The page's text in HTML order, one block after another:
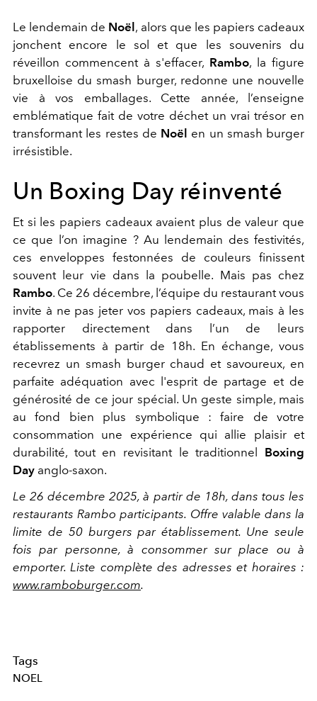
Le lendemain de Noël, alors que les papiers cadeaux
jonchent encore le sol et que les souvenirs du
réveillon commencent à s'effacer, Rambo, la figure
bruxelloise du smash burger, redonne une nouvelle
vie à vos emballages. Cette année, l’enseigne
emblématique fait de votre déchet un vrai trésor en
transformant les restes de Noël en un smash burger
irrésistible.
Un Boxing Day réinventé
Et si les papiers cadeaux avaient plus de valeur que
ce que l’on imagine ? Au lendemain des festivités,
ces enveloppes festonnées de couleurs finissent
souvent leur vie dans la poubelle. Mais pas chez
Rambo. Ce 26 décembre, l’équipe du restaurant vous
invite à ne pas jeter vos papiers cadeaux, mais à les
rapporter directement dans l’un de leurs
établissements à partir de 18h. En échange, vous
recevrez un smash burger chaud et savoureux, en
parfaite adéquation avec l'esprit de partage et de
générosité de ce jour spécial. Un geste simple, mais
au fond bien plus symbolique : faire de votre
consommation une expérience qui allie plaisir et
durabilité, tout en revisitant le traditionnel Boxing
Day anglo-saxon.
Le 26 décembre 2025, à partir de 18h, dans tous les
restaurants Rambo participants. Offre valable dans la
limite de 50 burgers par établissement. Une seule
fois par personne, à consommer sur place ou à
emporter. Liste complète des adresses et horaires :
www.ramboburger.com.
Tags
NOEL